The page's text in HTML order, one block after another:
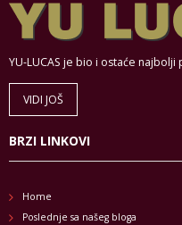
YU-LUCAS je bio i ostaće
VIDI JOŠ
BRZI LINKOVI
Home
Poslednje sa našeg bloga